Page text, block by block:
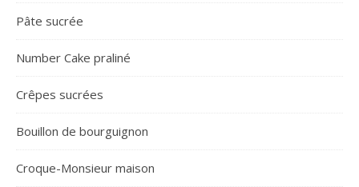
Pâte sucrée
Number Cake praliné
Crêpes sucrées
Bouillon de bourguignon
Croque-Monsieur maison